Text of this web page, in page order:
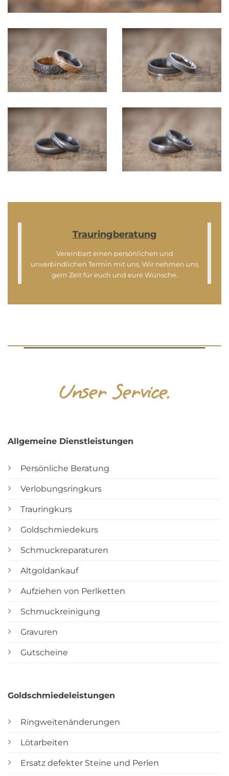
Trauringberatung
Vereinbart einen persönlichen und
unverbindlichen Termin mit uns. Wir nehmen uns
gern Zeit für euch und eure Wünsche.
Unser Service.
Allgemeine Dienstleistungen
Persönliche Beratung
Verlobungsringkurs
Trauringkurs
Goldschmiedekurs
Schmuckreparaturen
Altgoldankauf
Aufziehen von Perlketten
Schmuckreinigung
Gravuren
Gutscheine
Goldschmiedeleistungen
Ringweitenänderungen
Lötarbeiten
Ersatz defekter Steine und Perlen